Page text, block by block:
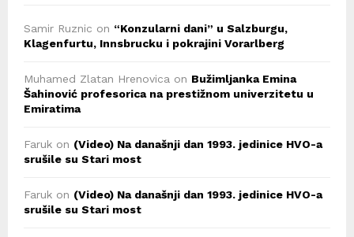
Samir Ruznic on “Konzularni dani” u Salzburgu,
Klagenfurtu, Innsbrucku i pokrajini Vorarlberg
Muhamed Zlatan Hrenovica on Bužimljanka Emina
Šahinović profesorica na prestižnom univerzitetu u
Emiratima
Faruk on (Video) Na današnji dan 1993. jedinice HVO-a
srušile su Stari most
Faruk on (Video) Na današnji dan 1993. jedinice HVO-a
srušile su Stari most